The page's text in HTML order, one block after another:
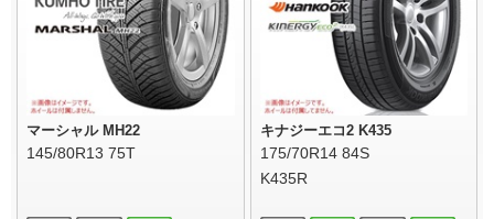
マーシャル MH22
145/80R13 75T
キナジーエコ2 K435
175/70R14 84S
K435R